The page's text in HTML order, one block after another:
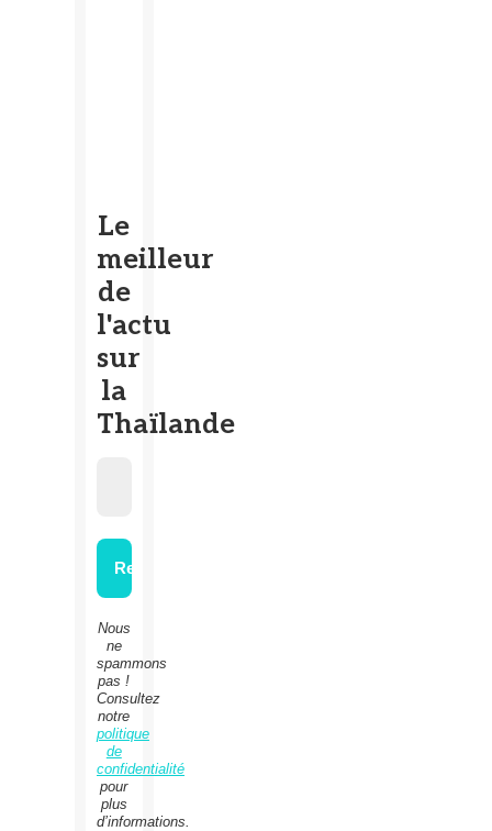
Le
meilleur
de
l'actu
sur
la
Thaïlande
Nous
ne
spammons
pas !
Consultez
notre
politique
de
confidentialité
pour
plus
d’informations.